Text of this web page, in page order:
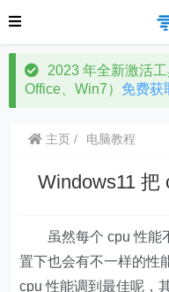
2023 年全新激活
Office、Win7） 免费获
主页 电脑教程
Windows11 把
虽然每个 cpu 性能
置下也会有不一样的性
cpu 性能调到最佳呢，